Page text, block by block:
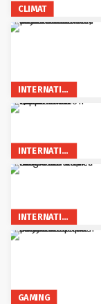
CLIMAT
INTERNATIONAL
INTERNATIONAL
INTERNATIONAL
GAMING